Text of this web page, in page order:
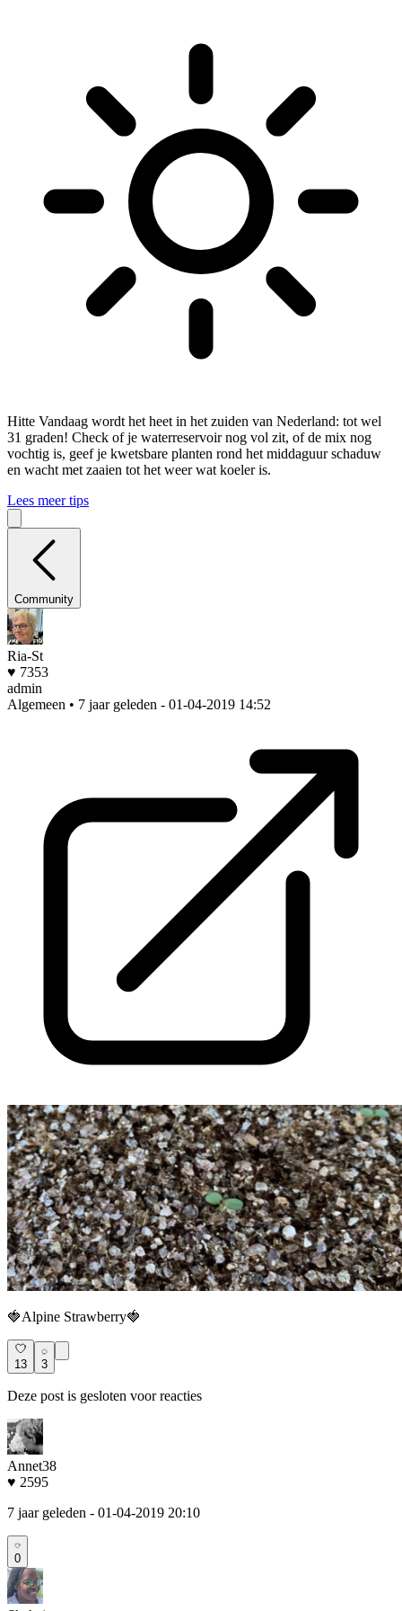
Hitte Vandaag wordt het heet in het zuiden van Nederland: tot wel
31 graden! Check of je waterreservoir nog vol zit, of de mix nog
vochtig is, geef je kwetsbare planten rond het middaguur schaduw
en wacht met zaaien tot het weer wat koeler is.
Lees meer tips
Community
Ria-St
♥ 7353
admin
Algemeen • 7 jaar geleden - 01-04-2019 14:52
🍓Alpine Strawberry🍓
13 3
Deze post is gesloten voor reacties
Annet38
♥ 2595
7 jaar geleden - 01-04-2019 20:10
0